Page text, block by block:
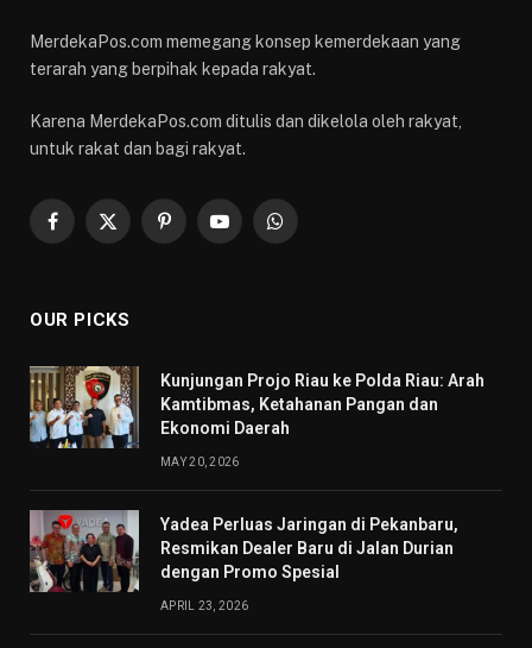
MerdekaPos.com memegang konsep kemerdekaan yang
terarah yang berpihak kepada rakyat.
Karena MerdekaPos.com ditulis dan dikelola oleh rakyat,
untuk rakat dan bagi rakyat.
Facebook
X
PinterestYouTubeWhatsApp
OUR PICKS
Kunjungan Projo Riau ke Polda Riau: Arah
Kamtibmas, Ketahanan Pangan dan
Ekonomi Daerah
MAY 20, 2026
Yadea Perluas Jaringan di Pekanbaru,
Resmikan Dealer Baru di Jalan Durian
dengan Promo Spesial
APRIL 23, 2026